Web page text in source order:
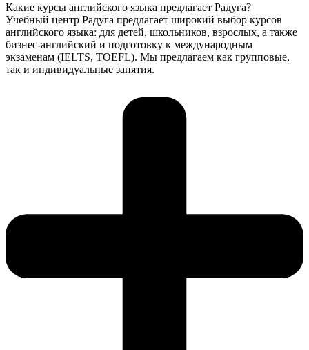
Какие курсы английского языка предлагает Радуга?
Учебный центр Радуга предлагает широкий выбор курсов
английского языка: для детей, школьников, взрослых, а также
бизнес-английский и подготовку к международным
экзаменам (IELTS, TOEFL). Мы предлагаем как групповые,
так и индивидуальные занятия.